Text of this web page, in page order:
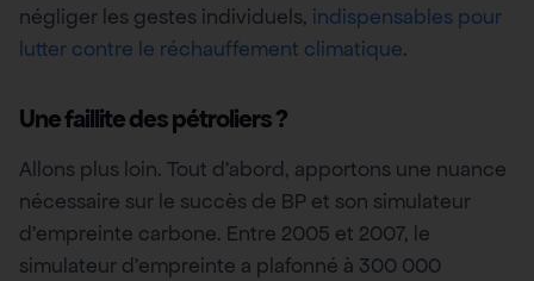
négliger les gestes individuels, indispensables pour
lutter contre le réchauffement climatique.
Une faillite des pétroliers ?
Allons plus loin. Tout d’abord, apportons une nuance
nécessaire sur le succès de BP et son simulateur
d’empreinte carbone. Entre 2005 et 2007, le
simulateur d’empreinte a plafonné à 300 000